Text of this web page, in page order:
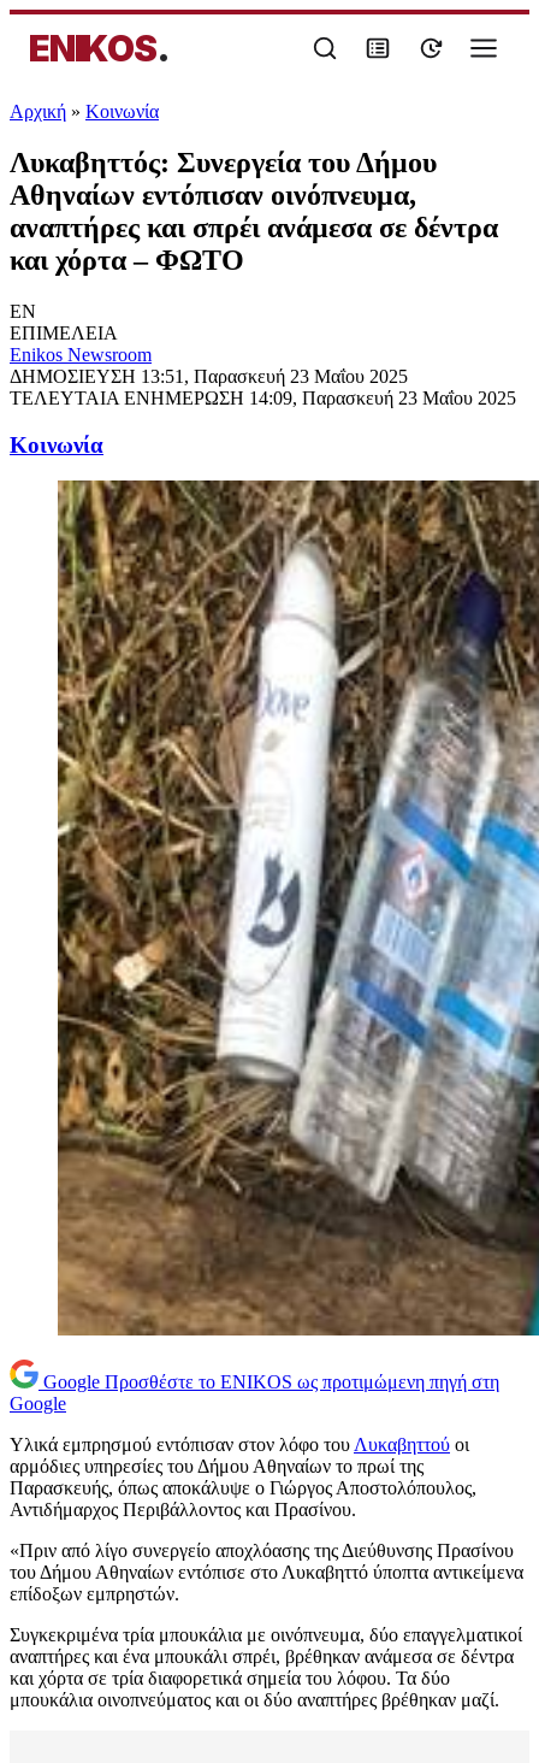
ENIKOS.
Αρχική » Κοινωνία
Λυκαβηττός: Συνεργεία του Δήμου
Αθηναίων εντόπισαν οινόπνευμα,
αναπτήρες και σπρέι ανάμεσα σε δέντρα
και χόρτα – ΦΩΤΟ
EN
ΕΠΙΜΕΛΕΙΑ
Enikos Newsroom
ΔΗΜΟΣΙΕΥΣΗ 13:51, Παρασκευή 23 Μαΐου 2025
ΤΕΛΕΥΤΑΙΑ ΕΝΗΜΕΡΩΣΗ 14:09, Παρασκευή 23 Μαΐου 2025
Κοινωνία
Google Προσθέστε το ENIKOS ως προτιμώμενη πηγή στη
Google
Yλικά εμπρησμού εντόπισαν στον λόφο του Λυκαβηττού οι
αρμόδιες υπηρεσίες του Δήμου Αθηναίων το πρωί της
Παρασκευής, όπως αποκάλυψε ο Γιώργος Αποστολόπουλος,
Αντιδήμαρχος Περιβάλλοντος και Πρασίνου.
«Πριν από λίγο συνεργείο αποχλόασης της Διεύθυνσης Πρασίνου
του Δήμου Αθηναίων εντόπισε στο Λυκαβηττό ύποπτα αντικείμενα
επίδοξων εμπρηστών.
Συγκεκριμένα τρία μπουκάλια με οινόπνευμα, δύο επαγγελματικοί
αναπτήρες και ένα μπουκάλι σπρέι, βρέθηκαν ανάμεσα σε δέντρα
και χόρτα σε τρία διαφορετικά σημεία του λόφου. Τα δύο
μπουκάλια οινοπνεύματος και οι δύο αναπτήρες βρέθηκαν μαζί.